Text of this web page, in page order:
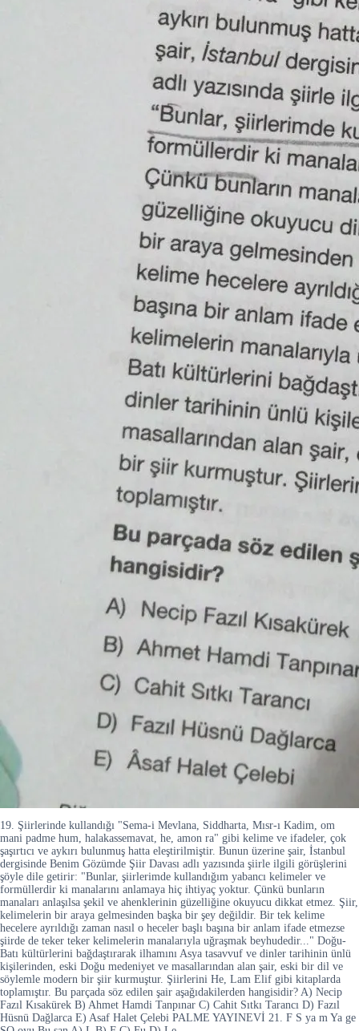
19. Şiirlerinde kullandığı "Sema-i Mevlana, Siddharta, Mısr-ı Kadim, om
mani padme hum, halakassemavat, he, amon ra" gibi kelime ve ifadeler, çok
şaşırtıcı ve aykırı bulunmuş hatta eleştirilmiştir. Bunun üzerine şair, İstanbul
dergisinde Benim Gözümde Şiir Davası adlı yazısında şiirle ilgili görüşlerini
şöyle dile getirir: "Bunlar, şiirlerimde kullandığım yabancı kelimeler ve
formüllerdir ki manalarını anlamaya hiç ihtiyaç yoktur. Çünkü bunların
manaları anlaşılsa şekil ve ahenklerinin güzelliğine okuyucu dikkat etmez. Şiir,
kelimelerin bir araya gelmesinden başka bir şey değildir. Bir tek kelime
hecelere ayrıldığı zaman nasıl o heceler başlı başına bir anlam ifade etmezse
şiirde de teker teker kelimelerin manalarıyla uğraşmak beyhudedir..." Doğu-
Batı kültürlerini bağdaştırarak ilhamını Asya tasavvuf ve dinler tarihinin ünlü
kişilerinden, eski Doğu medeniyet ve masallarından alan şair, eski bir dil ve
söylemle modern bir şiir kurmuştur. Şiirlerini He, Lam Elif gibi kitaplarda
toplamıştır. Bu parçada söz edilen şair aşağıdakilerden hangisidir? A) Necip
Fazıl Kısakürek B) Ahmet Hamdi Tanpınar C) Cahit Sıtkı Tarancı D) Fazıl
Hüsnü Dağlarca E) Asaf Halet Çelebi PALME YAYINEVİ 21. F S ya m Ya ge